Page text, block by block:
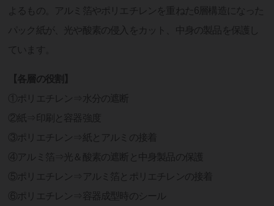
よるもの。アルミ箔やポリエチレンを重ねた6層構造になった
パック紙が、光や酸素の侵入をカット、中身の製品を保護し
ています。
【各層の役割】
①ポリエチレン⇒水分の遮断
②紙⇒印刷と容器強度
③ポリエチレン⇒紙とアルミの接着
④アルミ箔⇒光＆酸素の遮断と中身製品の保護
⑤ポリエチレン⇒アルミ箔とポリエチレンの接着
⑥ポリエチレン⇒容器成型時のシール